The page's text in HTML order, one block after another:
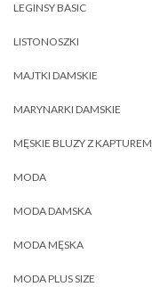
LEGINSY BASIC
LISTONOSZKI
MAJTKI DAMSKIE
MARYNARKI DAMSKIE
MĘSKIE BLUZY Z KAPTUREM
MODA
MODA DAMSKA
MODA MĘSKA
MODA PLUS SIZE